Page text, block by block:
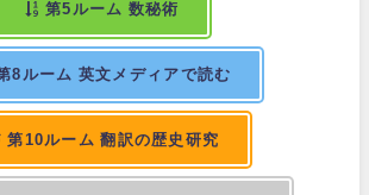
第5ルーム 数秘術
8ルーム 英文メディアで読む
第10ルーム 翻訳の歴史研究